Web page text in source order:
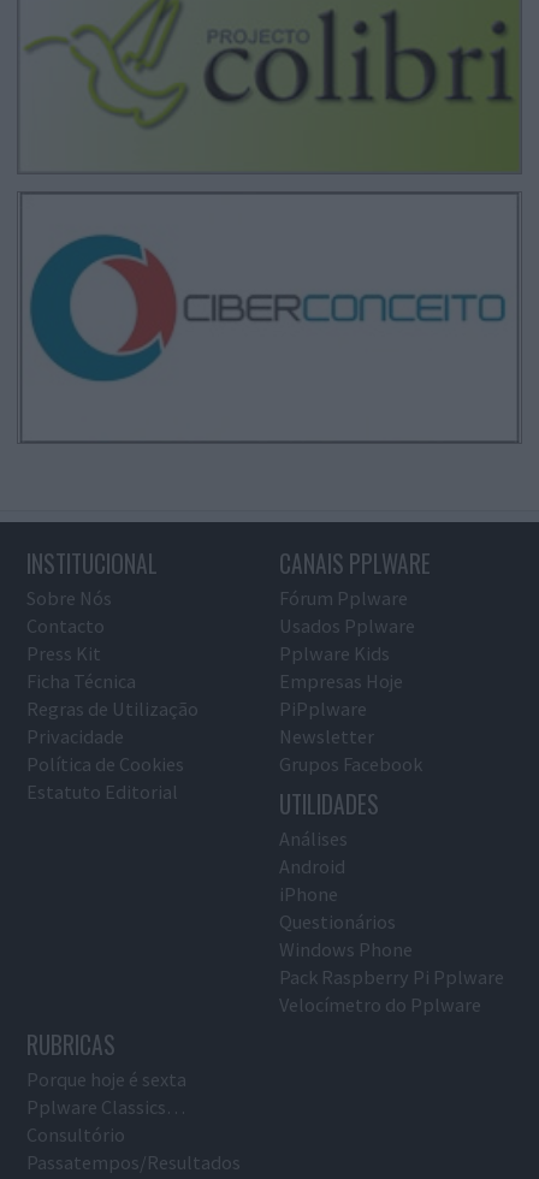
INSTITUCIONAL
Sobre Nós
Contacto
Press Kit
Ficha Técnica
Regras de Utilização
Privacidade
Política de Cookies
Estatuto Editorial
CANAIS PPLWARE
Fórum Pplware
Usados Pplware
Pplware Kids
Empresas Hoje
PiPplware
Newsletter
Grupos Facebook
UTILIDADES
Análises
Android
iPhone
Questionários
Windows Phone
Pack Raspberry Pi Pplware
Velocímetro do Pplware
RUBRICAS
Porque hoje é sexta
Pplware Classics…
Consultório
Passatempos/Resultados